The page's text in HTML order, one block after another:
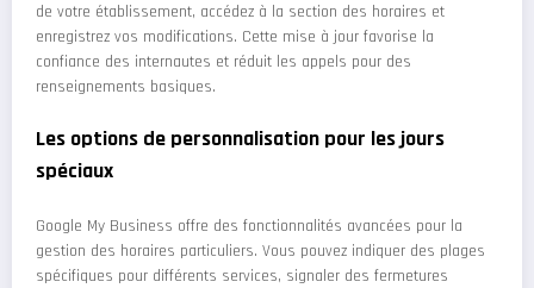
de votre établissement, accédez à la section des horaires et
enregistrez vos modifications. Cette mise à jour favorise la
confiance des internautes et réduit les appels pour des
renseignements basiques.
Les options de personnalisation pour les jours
spéciaux
Google My Business offre des fonctionnalités avancées pour la
gestion des horaires particuliers. Vous pouvez indiquer des plages
spécifiques pour différents services, signaler des fermetures